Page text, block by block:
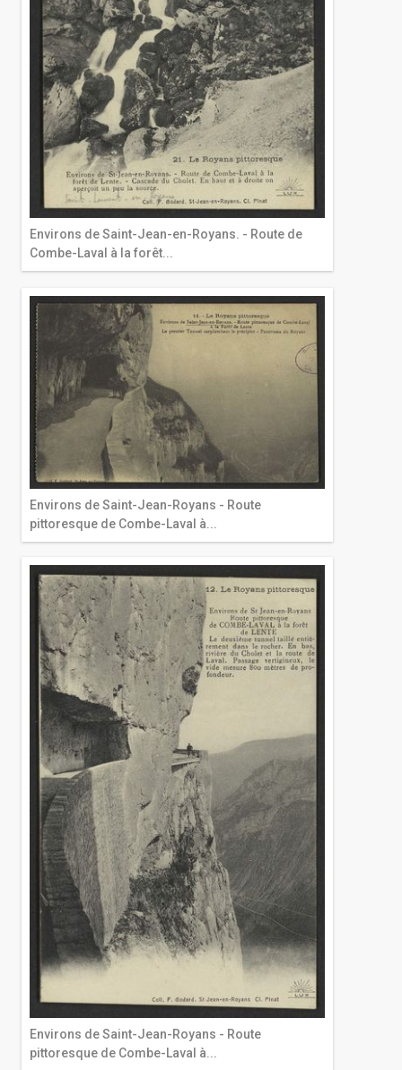
Environs de Saint-Jean-en-Royans. - Route de
Combe-Laval à la forêt...
Environs de Saint-Jean-Royans - Route
pittoresque de Combe-Laval à...
Environs de Saint-Jean-Royans - Route
pittoresque de Combe-Laval à...